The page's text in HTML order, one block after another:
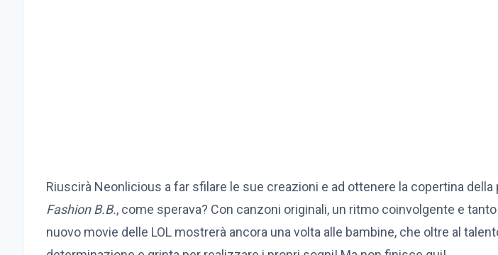
Riuscirà Neonlicious a far sfilare le sue creazioni e ad ottenere la copertina
Fashion B.B., come sperava? Con canzoni originali, un ritmo coinvolgente e
nuovo movie delle LOL mostrerà ancora una volta alle bambine, che oltre al